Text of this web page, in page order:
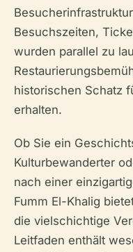
Besuchszeiten,
wurden parallel zu
historischen Schatz
erhalten.
Ob Sie ein
Kulturbewanderter
nach einer
Fumm El-Khalig
die vielschichtige
Leitfaden enthält